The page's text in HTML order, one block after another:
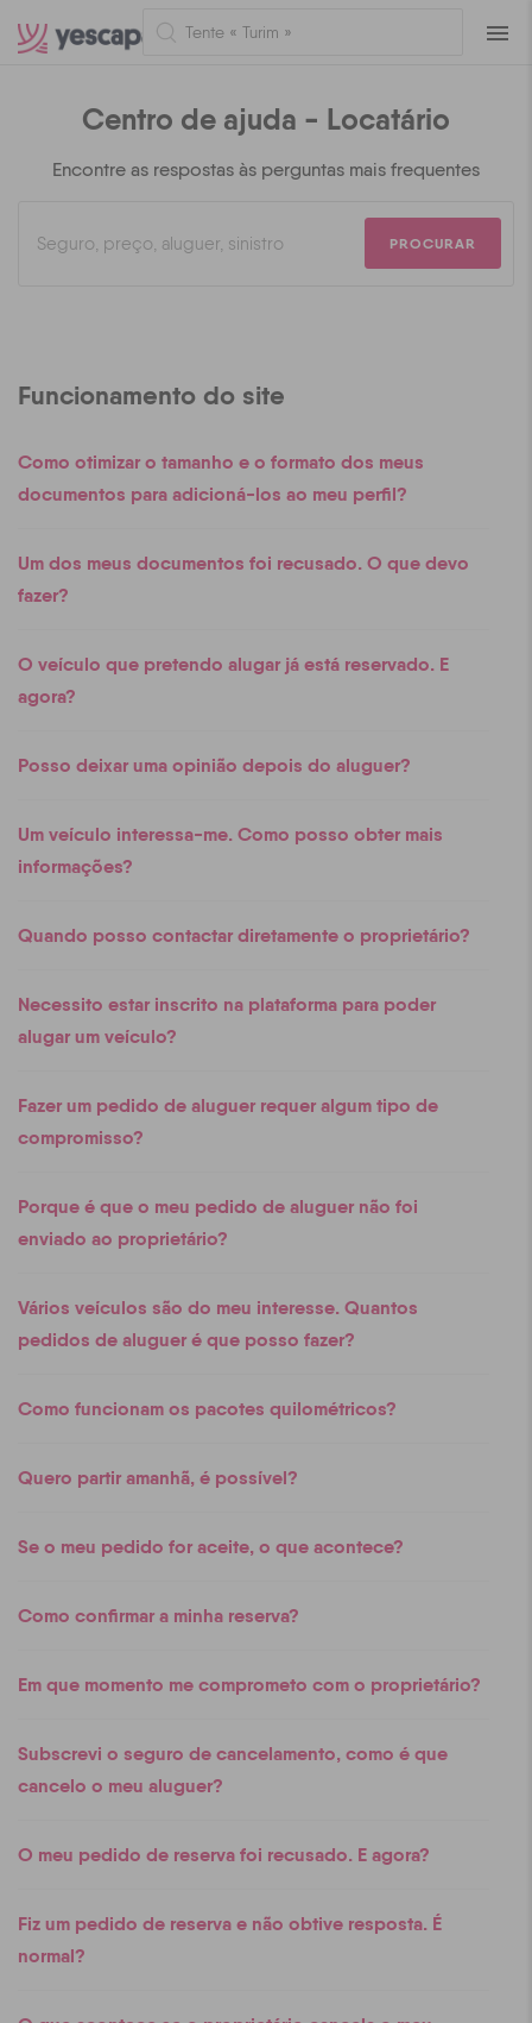
Centro de ajuda - Locatário
Encontre as respostas às perguntas mais frequentes
PROCURAR
Funcionamento do site
Como otimizar o tamanho e o formato dos meus
documentos para adicioná-los ao meu perfil?
Um dos meus documentos foi recusado. O que devo
fazer?
O veículo que pretendo alugar já está reservado. E
agora?
Posso deixar uma opinião depois do aluguer?
Um veículo interessa-me. Como posso obter mais
informações?
Quando posso contactar diretamente o proprietário?
Necessito estar inscrito na plataforma para poder
alugar um veículo?
Fazer um pedido de aluguer requer algum tipo de
compromisso?
Porque é que o meu pedido de aluguer não foi
enviado ao proprietário?
Vários veículos são do meu interesse. Quantos
pedidos de aluguer é que posso fazer?
Como funcionam os pacotes quilométricos?
Quero partir amanhã, é possível?
Se o meu pedido for aceite, o que acontece?
Como confirmar a minha reserva?
Em que momento me comprometo com o proprietário?
Subscrevi o seguro de cancelamento, como é que
cancelo o meu aluguer?
O meu pedido de reserva foi recusado. E agora?
Fiz um pedido de reserva e não obtive resposta. É
normal?